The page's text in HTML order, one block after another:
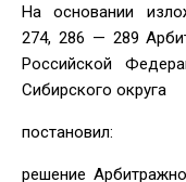
На основании
274, 286 — 289
Российской
Сибирского округа
постановил:
решение